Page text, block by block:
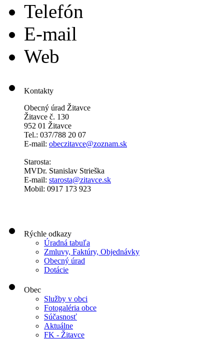
Telefón
E-mail
Web
Kontakty
Obecný úrad Žitavce
Žitavce č. 130
952 01 Žitavce
Tel.: 037/788 20 07
E-mail: obeczitavce@zoznam.sk
Starosta:
MVDr. Stanislav Strieška
E-mail: starosta@zitavce.sk
Mobil: 0917 173 923
Rýchle odkazy
Úradná tabuľa
Zmluvy, Faktúry, Objednávky
Obecný úrad
Dotácie
Obec
Služby v obci
Fotogaléria obce
Súčasnosť
Aktuálne
FK - Žitavce